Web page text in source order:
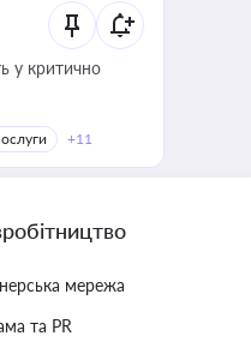
у критично
+11
мережа
та PR